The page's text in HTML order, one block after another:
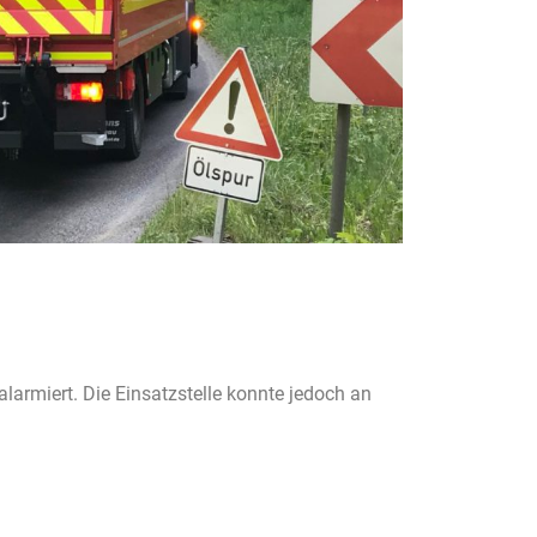
Die Einsatzstelle konnte jedoch an